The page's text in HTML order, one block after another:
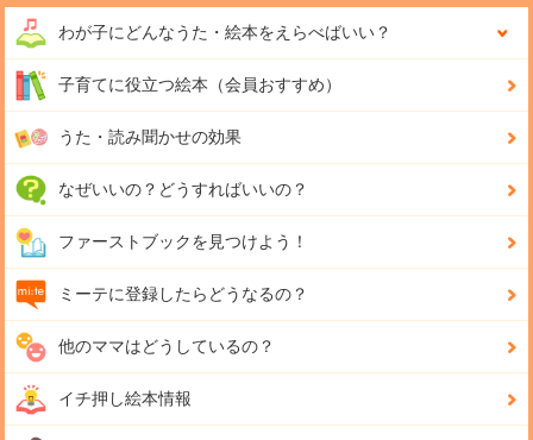
わが子にどんなうた・絵本をえらべばいい？
子育てに役立つ絵本（会員おすすめ）
うた・読み聞かせの効果
なぜいいの？どうすればいいの？
ファーストブックを見つけよう！
ミーテに登録したらどうなるの？
他のママはどうしているの？
イチ押し絵本情報